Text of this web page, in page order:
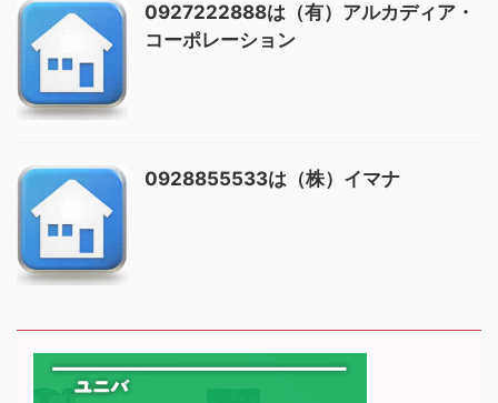
0927222888は（有）アルカディア・
コーポレーション
0928855533は（株）イマナ